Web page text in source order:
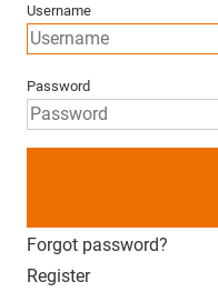
Username
Password
Forgot password?
Register